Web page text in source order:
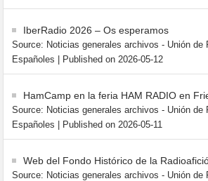
IberRadio 2026 – Os esperamos
Source: Noticias generales archivos - Unión de
Españoles
Published on 2026-05-12
HamCamp en la feria HAM RADIO en
Source: Noticias generales archivos - Unión de
Españoles
Published on 2026-05-11
Web del Fondo Histórico de la
Source: Noticias generales archivos - Unión de